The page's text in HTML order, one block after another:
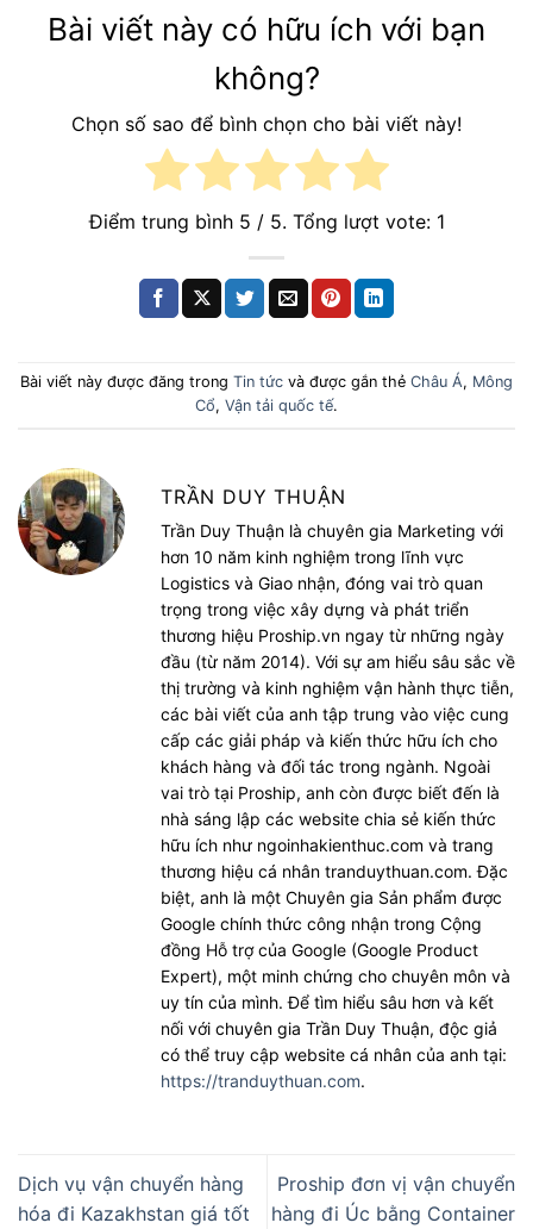
Bài viết này có hữu ích với bạn
không?
Chọn số sao để bình chọn cho bài viết này!
Điểm trung bình 5 / 5. Tổng lượt vote: 1
Bài viết này được đăng trong Tin tức và được gắn thẻ Châu Á, Mông
Cổ, Vận tải quốc tế.
TRẦN DUY THUẬN
Trần Duy Thuận là chuyên gia Marketing với
hơn 10 năm kinh nghiệm trong lĩnh vực
Logistics và Giao nhận, đóng vai trò quan
trọng trong việc xây dựng và phát triển
thương hiệu Proship.vn ngay từ những ngày
đầu (từ năm 2014). Với sự am hiểu sâu sắc về
thị trường và kinh nghiệm vận hành thực tiễn,
các bài viết của anh tập trung vào việc cung
cấp các giải pháp và kiến thức hữu ích cho
khách hàng và đối tác trong ngành. Ngoài
vai trò tại Proship, anh còn được biết đến là
nhà sáng lập các website chia sẻ kiến thức
hữu ích như ngoinhakienthuc.com và trang
thương hiệu cá nhân tranduythuan.com. Đặc
biệt, anh là một Chuyên gia Sản phẩm được
Google chính thức công nhận trong Cộng
đồng Hỗ trợ của Google (Google Product
Expert), một minh chứng cho chuyên môn và
uy tín của mình. Để tìm hiểu sâu hơn và kết
nối với chuyên gia Trần Duy Thuận, độc giả
có thể truy cập website cá nhân của anh tại:
https://tranduythuan.com.
Dịch vụ vận chuyển hàng
hóa đi Kazakhstan giá tốt
Proship đơn vị vận chuyển
hàng đi Úc bằng Container